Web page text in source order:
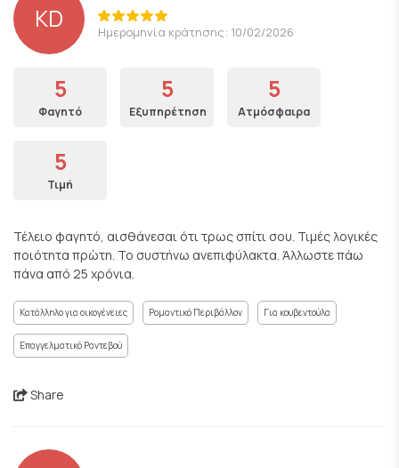
KD Ημερομηνία κράτησης: 10/02/2026
5
Φαγητό
5
Εξυπηρέτηση
5
Ατμόσφαιρα
5
Τιμή
Τέλειο φαγητό, αισθάνεσαι ότι τρως σπίτι σου. Τιμές λογικές
ποιότητα πρώτη. Το συστήνω ανεπιφύλακτα. Άλλωστε πάω
πάνα από 25 χρόνια.
Κατάλληλο για οικογένειες Ρομαντικό Περιβάλλον Για κουβεντούλα
Επαγγελματικό Ραντεβού
Share